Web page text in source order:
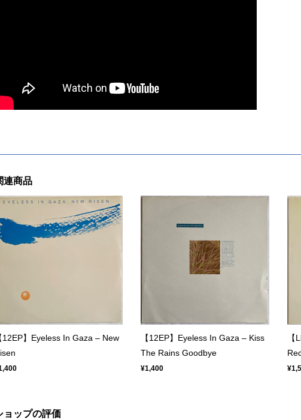
連商品
12EP】Eyeless In Gaza – New
【12EP】Eyeless In Gaza – Kiss
The Rains Goodbye
¥1,400
ョップの評価